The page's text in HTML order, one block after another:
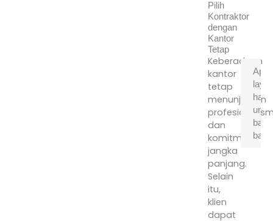
Pilih
Kontraktor
dengan
Kantor
Tetap
Keberadaan
kantor
tetap
menunjukkan
dan
komitmen
jangka
panjang.
Selain
itu,
klien
dapat